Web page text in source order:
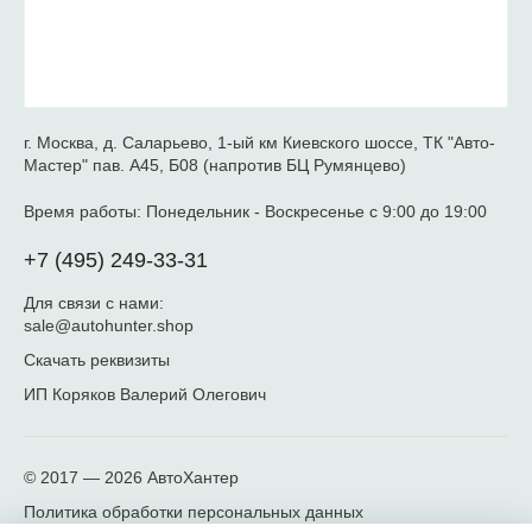
г. Москва, д. Саларьево, 1-ый км Киевского шоссе, ТК "Авто-
Мастер" пав. А45, Б08 (напротив БЦ Румянцево)
Время работы: Понедельник - Воскресенье с 9:00 до 19:00
+7 (495) 249-33-31
Для связи с нами:
sale@autohunter.shop
Скачать реквизиты
ИП Коряков Валерий Олегович
© 2017 — 2026 АвтоХантер
Политика обработки персональных данных